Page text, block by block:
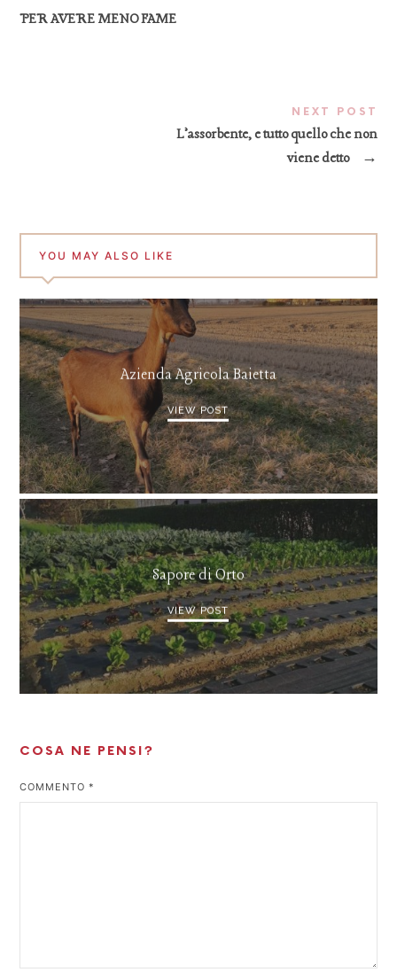
PER AVERE MENO FAME
NEXT POST
L’assorbente, e tutto quello che non
viene detto
→
YOU MAY ALSO LIKE
Azienda Agricola Baietta
VIEW POST
Sapore di Orto
VIEW POST
COSA NE PENSI?
COMMENTO*